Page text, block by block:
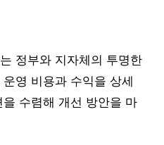
정부와 지자체의 투명한
영 비용과 수익을 상세
수렴해 개선 방안을 마